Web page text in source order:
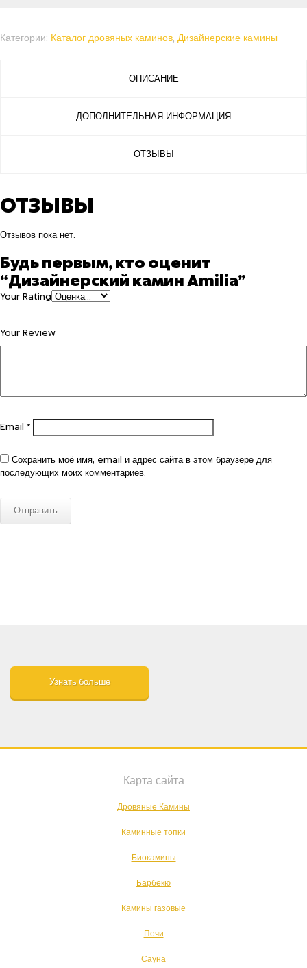
Категории: Каталог дровяных каминов, Дизайнерские камины
ОПИСАНИЕ
ДОПОЛНИТЕЛЬНАЯ ИНФОРМАЦИЯ
ОТЗЫВЫ
ОТЗЫВЫ
Отзывов пока нет.
Будь первым, кто оценит
“Дизайнерский камин Amilia”
Your Rating
Your Review
Email *
Сохранить моё имя, email и адрес сайта в этом браузере для
последующих моих комментариев.
Узнать больше
Карта сайта
Дровяные Камины
Каминные топки
Биокамины
Барбекю
Камины газовые
Печи
Сауна